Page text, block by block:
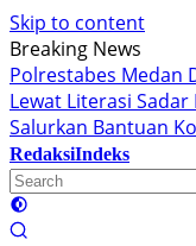
Skip to content
Breaking News
Polrestabes Medan
Lewat Literasi Sadar
Salurkan Bantuan
RedaksiIndeks